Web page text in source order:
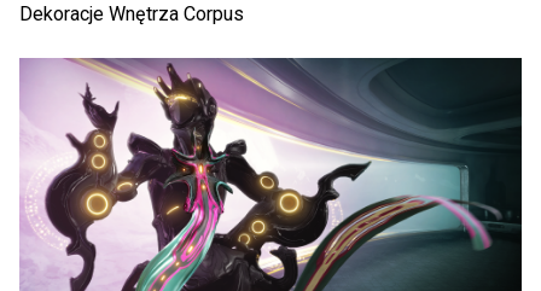
Dekoracje Wnętrza Corpus